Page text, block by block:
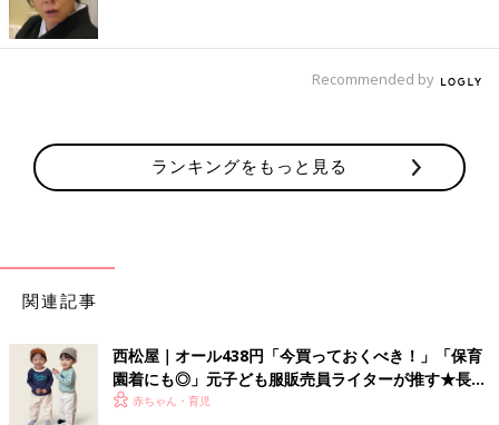
Recommended by
ランキングをもっと見る
関連記事
西松屋｜オール438円「今買っておくべき！」「保育
園着にも◎」元子ども服販売員ライターが推す★長袖
Tシャツ5選
赤ちゃん・育児